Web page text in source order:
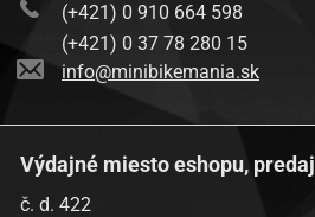
(+421) 0 910 664 598
(+421) 0 37 78 280 15
info@minibikemania.sk
Výdajné miesto eshopu,
č. d. 422